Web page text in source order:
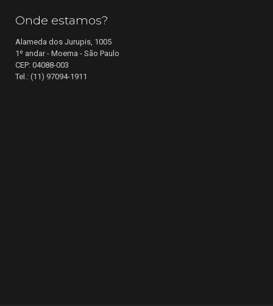
Onde estamos?
Alameda dos Jurupis, 1005
1º andar - Moema - São Paulo
CEP: 04088-003
Tel.: (11) 97094-1911